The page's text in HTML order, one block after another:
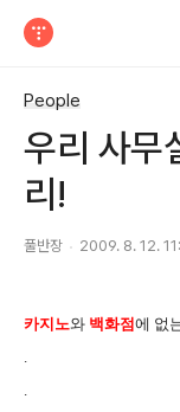
People
우리 사무
리!
풀반장 2009. 8. 12.
카지노와 백화점 에 없
.
.